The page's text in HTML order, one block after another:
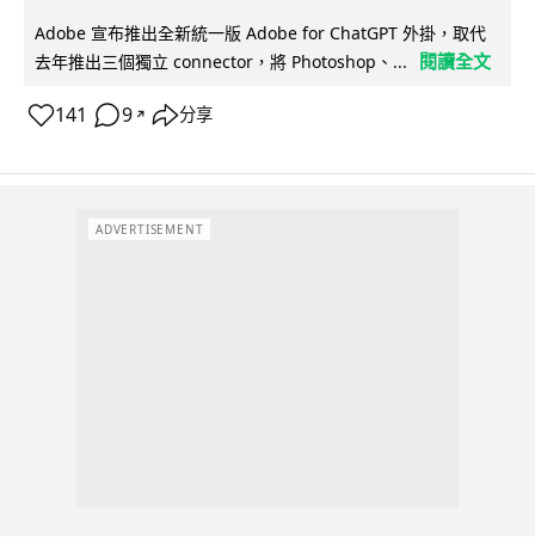
Adobe 宣布推出全新統一版 Adobe for ChatGPT 外掛，取代
去年推出三個獨立 connector，將 Photoshop、...
閱讀全文
141 9 ↗ 分享
ADVERTISEMENT